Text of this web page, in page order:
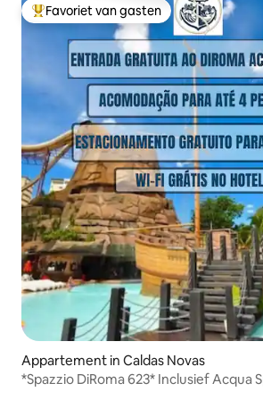
Topfavoriet van gasten
Favoriet van gasten
Appartement in Caldas Novas
*Spazzio DiRoma 623* Inclusief Acqua